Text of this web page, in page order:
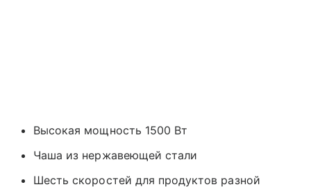
Высокая мощность 1500 Вт
Чаша из нержавеющей стали
Шесть скоростей для продуктов разной